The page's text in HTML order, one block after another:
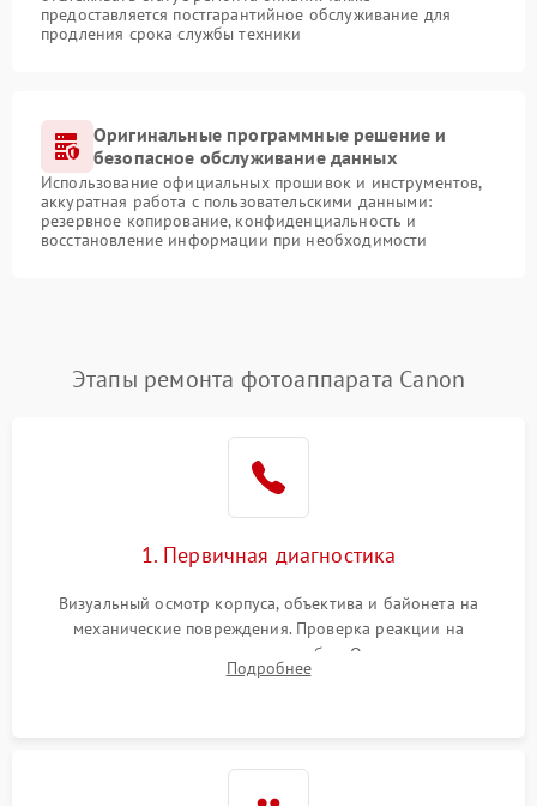
предоставляется постгарантийное обслуживание для
продления срока службы техники
Оригинальные программные решение и
безопасное обслуживание данных
Использование официальных прошивок и инструментов,
аккуратная работа с пользовательскими данными:
резервное копирование, конфиденциальность и
восстановление информации при необходимости
Этапы ремонта фотоаппарата Canon
1. Первичная диагностика
Визуальный осмотр корпуса, объектива и байонета на
механические повреждения. Проверка реакции на
включение, считывание кодов ошибок. Оценка состояния
матрицы и затвора, проверка работы автофокуса и вспышки.
Подробнее